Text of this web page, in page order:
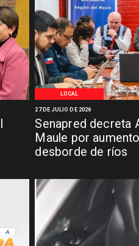
LOCAL
Senapred decreta
Maule por
desborde de ríos
27 DE JULIO DE 2026